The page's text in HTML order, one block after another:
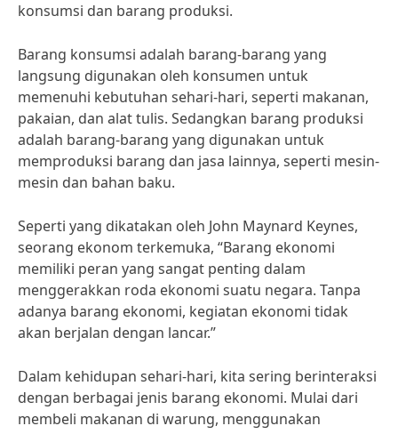
konsumsi dan barang produksi.
Barang konsumsi adalah barang-barang yang
langsung digunakan oleh konsumen untuk
memenuhi kebutuhan sehari-hari, seperti makanan,
pakaian, dan alat tulis. Sedangkan barang produksi
adalah barang-barang yang digunakan untuk
memproduksi barang dan jasa lainnya, seperti mesin-
mesin dan bahan baku.
Seperti yang dikatakan oleh John Maynard Keynes,
seorang ekonom terkemuka, “Barang ekonomi
memiliki peran yang sangat penting dalam
menggerakkan roda ekonomi suatu negara. Tanpa
adanya barang ekonomi, kegiatan ekonomi tidak
akan berjalan dengan lancar.”
Dalam kehidupan sehari-hari, kita sering berinteraksi
dengan berbagai jenis barang ekonomi. Mulai dari
membeli makanan di warung, menggunakan